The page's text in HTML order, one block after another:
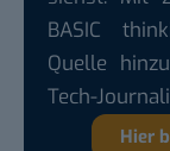
BASIC
Quelle
Tech-
Hier